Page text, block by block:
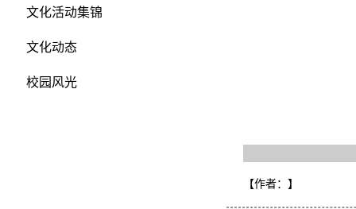
文化活动集锦
文化动态
校园风光
【作者： 】